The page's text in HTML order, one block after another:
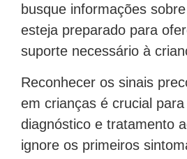
busque informações
esteja preparado para
suporte necessário à
Reconhecer os sinais
em crianças é crucial
diagnóstico e tratamento
ignore os primeiros